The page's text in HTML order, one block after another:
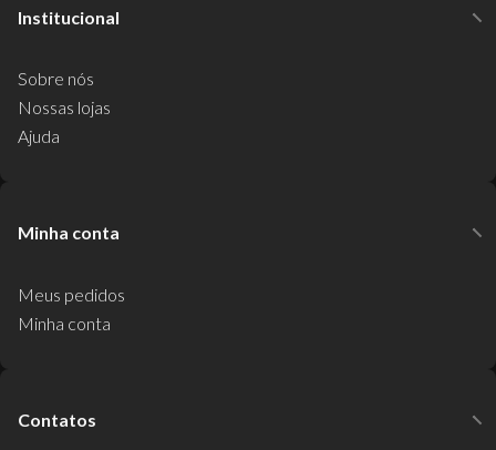
Institucional
Sobre nós
Nossas lojas
Ajuda
Minha conta
Meus pedidos
Minha conta
Contatos